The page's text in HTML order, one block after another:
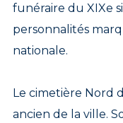
funéraire du XIXe
personnalités
nationale.
Le cimetière Nord
ancien de la ville.